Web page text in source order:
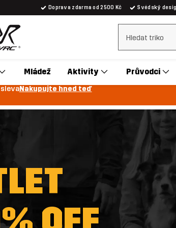
Doprava zdarma od 2500 Kč Švédský
Vymazat
Mládež Aktivity Průvodci
slevaNakupujte hned teď